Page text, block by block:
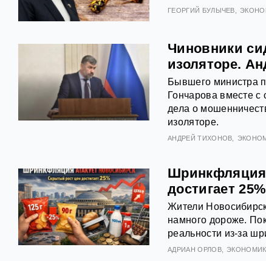
ГЕОРГИЙ БУЛЫЧЕВ
Чиновники
изоляторе.
Бывшего министра
Гончарова вместе
дела о
изоляторе.
АНДРЕЙ ТИХОНОВ
Шринкфляция
достигает 25%
Жители
намного дороже.
реальности из‑за
АДРИАН ОРЛОВ